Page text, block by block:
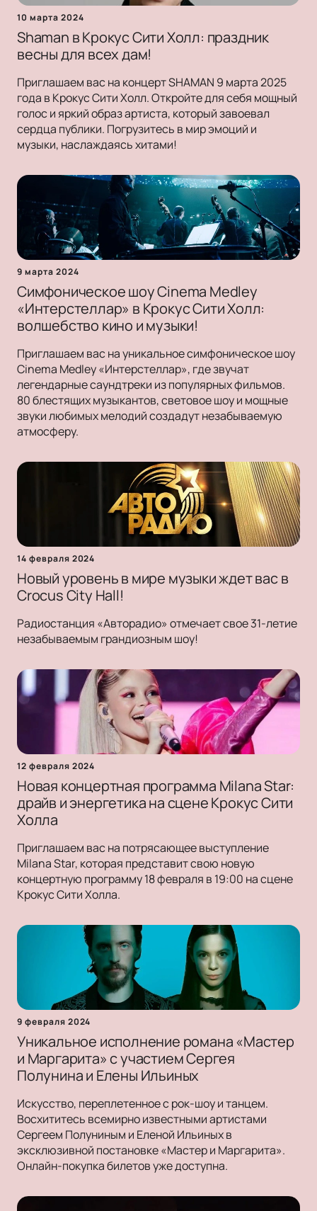
10 марта 2024
Shaman в Крокус Сити Холл: праздник
весны для всех дам!
Приглашаем вас на концерт SHAMAN 9 марта 2025
года в Крокус Сити Холл. Откройте для себя мощный
голос и яркий образ артиста, который завоевал
сердца публики. Погрузитесь в мир эмоций и
музыки, наслаждаясь хитами!
9 марта 2024
Симфоническое шоу Cinema Medley
«Интерстеллар» в Крокус Сити Холл:
волшебство кино и музыки!
Приглашаем вас на уникальное симфоническое шоу
Cinema Medley «Интерстеллар», где звучат
легендарные саундтреки из популярных фильмов.
80 блестящих музыкантов, световое шоу и мощные
звуки любимых мелодий создадут незабываемую
атмосферу.
14 февраля 2024
Новый уровень в мире музыки ждет вас в
Crocus City Hall!
Радиостанция «Авторадио» отмечает свое 31-летие
незабываемым грандиозным шоу!
12 февраля 2024
Новая концертная программа Milana Star:
драйв и энергетика на сцене Крокус Сити
Холла
Приглашаем вас на потрясающее выступление
Milana Star, которая представит свою новую
концертную программу 18 февраля в 19:00 на сцене
Крокус Сити Холла.
9 февраля 2024
Уникальное исполнение романа «Мастер
и Маргарита» с участием Сергея
Полунина и Елены Ильиных
Искусство, переплетенное с рок-шоу и танцем.
Восхититесь всемирно известными артистами
Сергеем Полуниным и Еленой Ильиных в
эксклюзивной постановке «Мастер и Маргарита».
Онлайн-покупка билетов уже доступна.